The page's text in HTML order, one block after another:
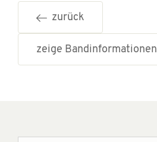
zurück
zeige Bandinformationen